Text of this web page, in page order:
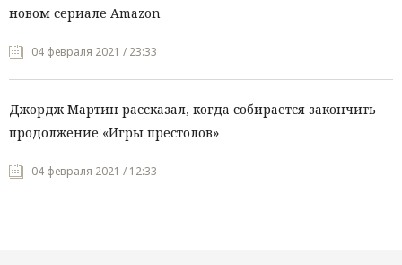
новом сериале Amazon
04 февраля 2021 / 23:33
Джордж Мартин рассказал, когда собирается закончить
продолжение «Игры престолов»
04 февраля 2021 / 12:33